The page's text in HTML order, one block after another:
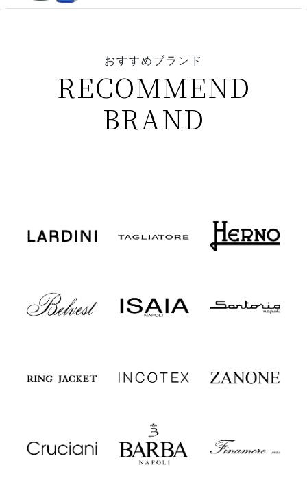
おすすめブランド
RECOMMEND
BRAND